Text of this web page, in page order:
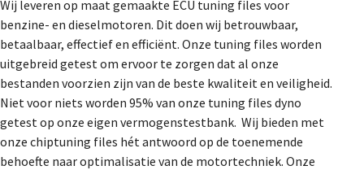
Wij leveren op maat gemaakte ECU tuning files voor
benzine- en dieselmotoren. Dit doen wij betrouwbaar,
betaalbaar, effectief en efficiënt. Onze tuning files worden
uitgebreid getest om ervoor te zorgen dat al onze
bestanden voorzien zijn van de beste kwaliteit en veiligheid.
Niet voor niets worden 95% van onze tuning files dyno
getest op onze eigen vermogenstestbank. Wij bieden met
onze chiptuning files hét antwoord op de toenemende
behoefte naar optimalisatie van de motortechniek. Onze